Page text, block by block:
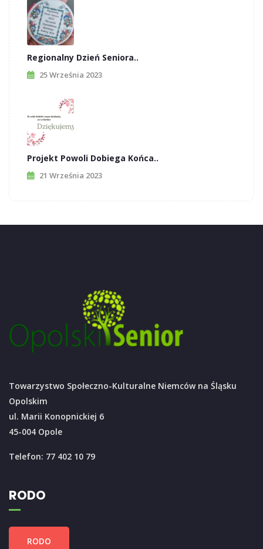
Regionalny Dzień Seniora..
25 Września 2023
Projekt Powoli Dobiega Końca..
21 Września 2023
Towarzystwo Społeczno-Kulturalne Niemców na Śląsku
Opolskim
ul. Marii Konopnickiej 6
45-004 Opole
Telefon: 77 402 10 79
RODO
RODO